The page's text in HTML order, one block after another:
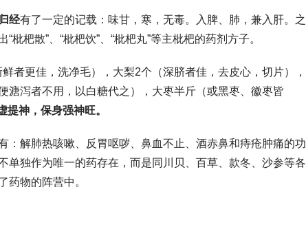
经有了一定的记载：味甘，寒，无毒。入脾、肺，兼入肝。之
杷散”、“枇杷饮”、“枇杷丸”等主枇杷的药剂方子。
者更佳，洗净毛），大梨2个（深脐者佳，去皮心，切片），
溏泻者不用，以白糖代之），大枣半斤（或黑枣、徽枣皆
提神，保身强神旺。
：解肺热咳嗽、反胃呕哕、鼻血不止、酒赤鼻和痔疮肿痛的功
单独作为唯一的药存在，而是同川贝、百草、款冬、沙参等各
药物的阵营中。